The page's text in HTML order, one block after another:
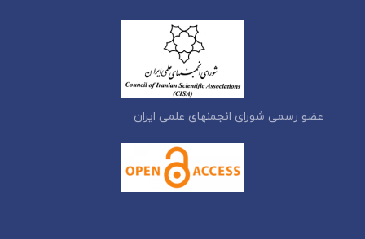
عضو رسمی شورای انجمنهای علمی ایران